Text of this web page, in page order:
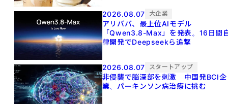
2026.08.07 大企業
アリババ、最上位AIモデル
「Qwen3.8-Max」を発表。16日間
律開発でDeepseekら追撃
2026.08.07 スタートアップ
非侵襲で脳深部を刺激 中国発BCI企
業、パーキンソン病治療に挑む